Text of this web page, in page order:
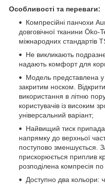
Особливості та переваги:
Компресійні панчохи
довговічної тканини Öko-
міжнародних стандартів
Не викликають
надають комфорт для
Модель представлена у
закритим носком.
використання в літню
користувачів із високим
універсальний варіант;
Найвищий тиск
напрямку до верхньої
поступово зменшується.
прискорюється приплив
розподілена компресія по
Доступно два кольори: